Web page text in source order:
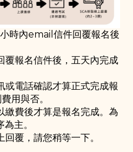
時內email信件回覆報名後
覆報名信件後，五天內完成
或電話確認才算正式完成報
用與否。
繳費後才算是報名完成。為
主。
覆，請您稍等一下。